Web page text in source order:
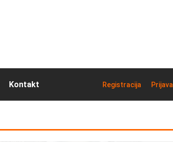
Kontakt Registracija Prijava